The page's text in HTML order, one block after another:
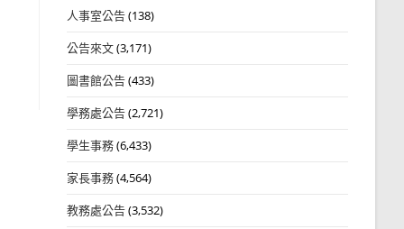
人事室公告(138)
公告來文(3,171)
圖書館公告(433)
學務處公告(2,721)
學生事務(6,433)
家長事務(4,564)
教務處公告(3,532)